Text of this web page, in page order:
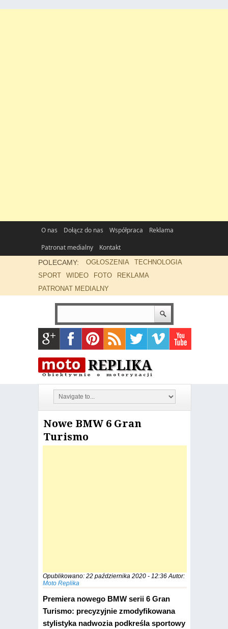
O nas Dołącz do nas Współpraca
Reklama
Patronat medialny
Kontakt
POLECAMY: OGŁOSZENIA
TECHNOLOGIA
SPORT
WIDEO FOTO
REKLAMA
PATRONAT MEDIALNY
Nowe BMW 6 Gran
Turismo
Opublikowano: 22 października 2020 - 12:36Autor:
Moto Replika
Premiera nowego BMW serii 6 Gran
Turismo: precyzyjnie zmodyfikowana
stylistyka nadwozia podkreśla sportowy